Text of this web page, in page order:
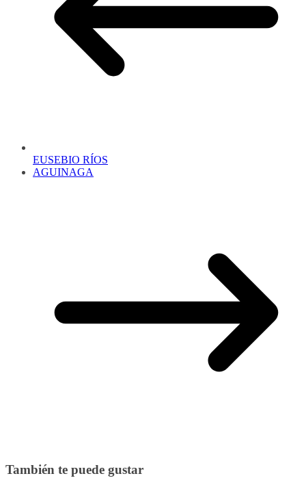
EUSEBIO RÍOS
AGUINAGA
También te puede gustar